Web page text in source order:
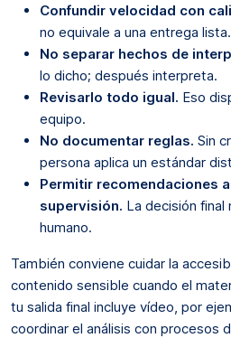
Confundir velocidad con
no equivale a una entrega lista.
No separar hechos de
lo dicho; después interpreta.
Revisarlo todo igual. Eso
equipo.
No documentar reglas. Sin
persona aplica un estándar
Permitir recomendaciones
supervisión. La decisión
humano.
También conviene cuidar la
contenido sensible cuando el
tu salida final incluye vídeo, por
coordinar el análisis con procesos